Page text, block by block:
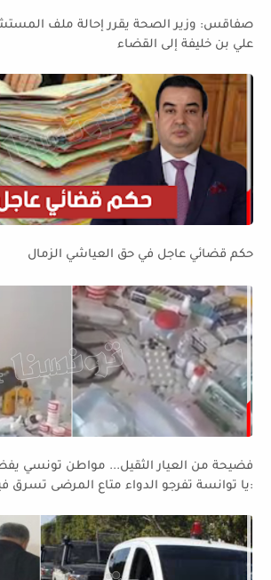
صفاقس: وزير الصحة يقرر إحالة ملف
علي بن خليفة إلى القضاء
حكم قضائي عاجل في حق العياشي الزمال
فضيحة من العيار الثقيل... مواطن تونسي
:يا توانسة تفرجو الدواء متاع المرضى تسرق